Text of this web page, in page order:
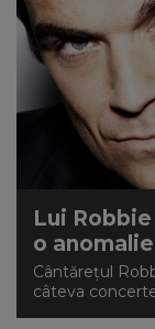
Lui
o
Cântărețul
câteva